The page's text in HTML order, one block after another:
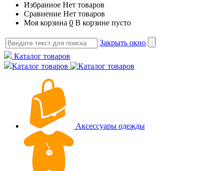
Избранное Нет товаров
Сравнение Нет товаров
Моя корзина 0 В корзине пусто
Закрыть окно
Каталог товаров
Каталог товаров
Аксессуары одежды